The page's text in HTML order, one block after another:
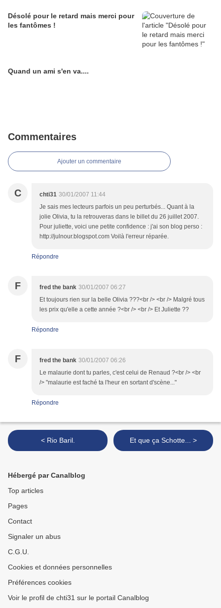
Désolé pour le retard mais merci pour
les fantômes !
Quand un ami s'en va....
Commentaires
Ajouter un commentaire
C chti31 30/01/2007 11:44
Je sais mes lecteurs parfois un peu perturbés... Quant à la
jolie Olivia, tu la retrouveras dans le billet du 26 juillet 2007.
Pour juliette, voici une petite confidence : j'ai son blog perso :
http://julnour.blogspot.com Voilà l'erreur réparée.
Répondre
F fred the bank 30/01/2007 06:27
Et toujours rien sur la belle Olivia ???<br /> <br /> Malgré tous
les prix qu'elle a cette année ?<br /> <br /> Et Juliette ??
Répondre
F fred the bank 30/01/2007 06:26
Le malaurie dont tu parles, c'est celui de Renaud ?<br /> <br
/> "malaurie est faché ta l'heur en sortant d'scène..."
Répondre
< Rio Baril. Et que ça Schotte... >
Hébergé par Canalblog
Top articles
Pages
Contact
Signaler un abus
C.G.U.
Cookies et données personnelles
Préférences cookies
Voir le profil de chti31 sur le portail Canalblog